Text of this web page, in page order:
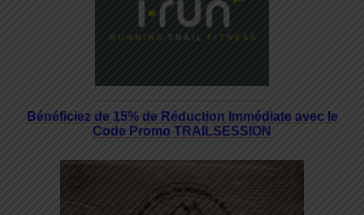
Bénéficiez de 15% de Réduction Immédiate avec le
Code Promo TRAILSESSION